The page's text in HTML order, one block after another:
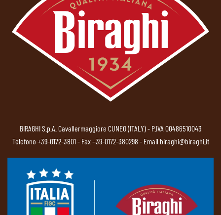
BIRAGHI S.p.A. Cavallermaggiore CUNEO (ITALY) - P.IVA 00486510043
Telefono +39-0172-3801- Fax +39-0172-380298 - Email biraghi@biraghi.it